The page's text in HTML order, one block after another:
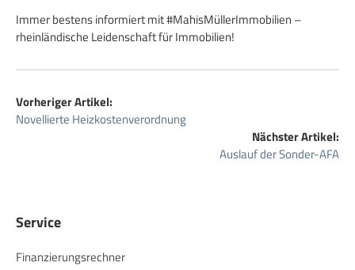
Immer bestens informiert mit #MahisMüllerImmobilien –
rheinländische Leidenschaft für Immobilien!
Vorheriger Artikel:
Novellierte Heizkostenverordnung
Nächster Artikel:
Auslauf der Sonder-AFA
Service
Finanzierungsrechner